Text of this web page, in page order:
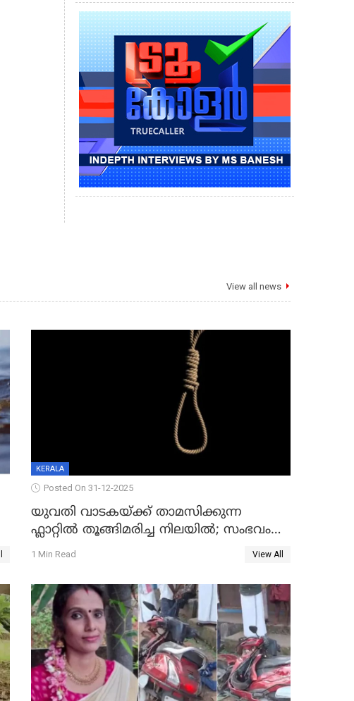
View all news
KERALA
Posted On 31-12-2025
യുവതി വാടകയ്ക്ക് താമസിക്കുന്ന
ഫ്ലാറ്റില്‍ തൂങ്ങിമരിച്ച നിലയില്‍; സംഭവം
കൈതപ്പൊയിലില്‍
1 Min Read View All